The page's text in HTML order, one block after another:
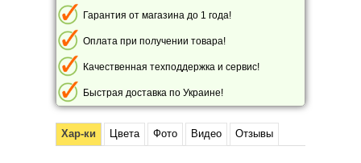
Гарантия от магазина до 1 года!
Оплата при получении товара!
Качественная техподдержка и сервис!
Быстрая доставка по Украине!
Хар-ки Цвета Фото Видео Отзывы